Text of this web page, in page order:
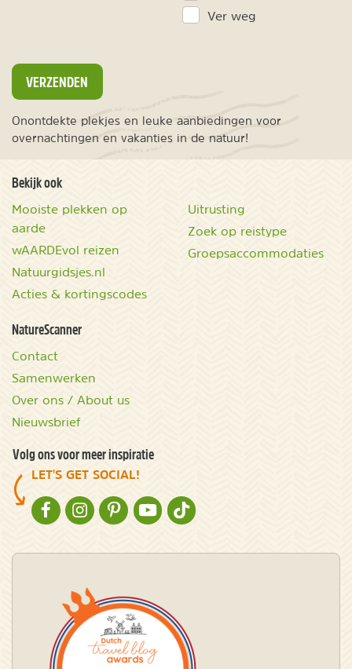
Ver weg
VERZENDEN
Onontdekte plekjes en leuke aanbiedingen voor
overnachtingen en vakanties in de natuur!
Bekijk ook
Mooiste plekken op
aarde
wAARDEvol reizen
Natuurgidsjes.nl
Acties & kortingscodes
Uitrusting
Zoek op reistype
Groepsaccommodaties
NatureScanner
Contact
Samenwerken
Over ons / About us
Nieuwsbrief
Volg ons voor meer inspiratie
LET'S GET SOCIAL!
NATURESCANNER OP FACEBOOK
NATURESCANNER OP INSTAGRAM
NATURESCANNER OP PINTEREST
NATURESCANNER OP YOUTUBE
NATURESCANNER OP TIKTOK